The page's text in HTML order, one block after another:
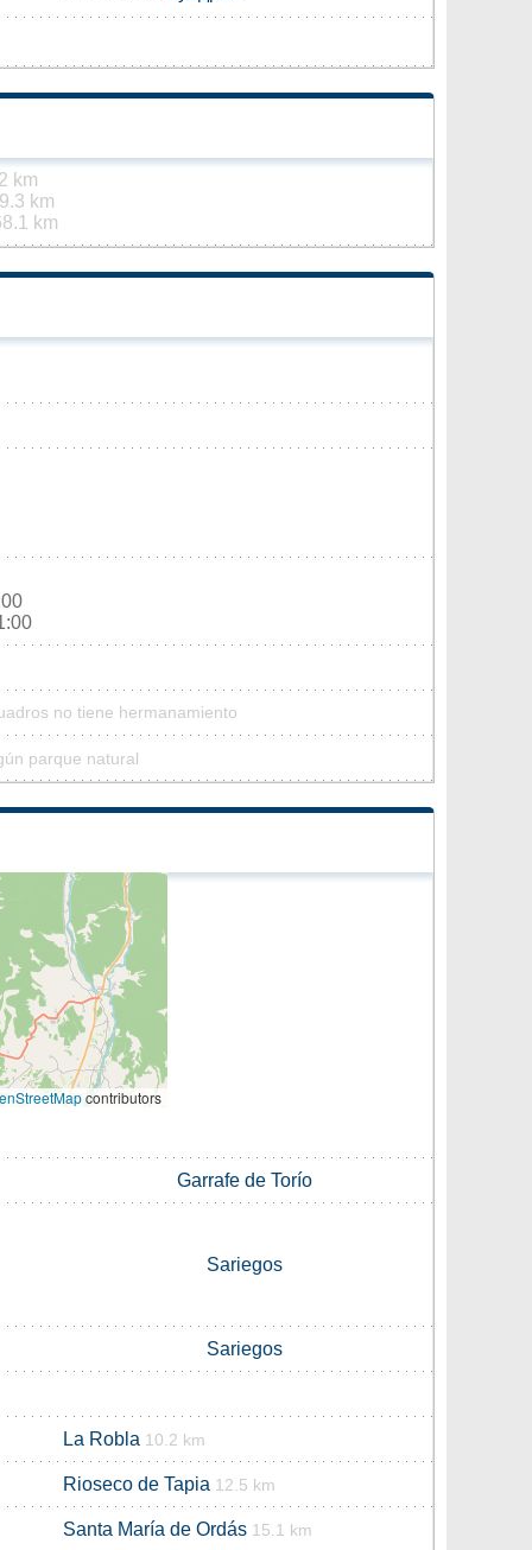
km
km
km
no tiene hermanamiento
parque natural
contributors
Garrafe de Torío
Sariegos
Sariegos
La Robla 10.2 km
Rioseco de Tapia 12.5 km
Santa María de Ordás 15.1 km